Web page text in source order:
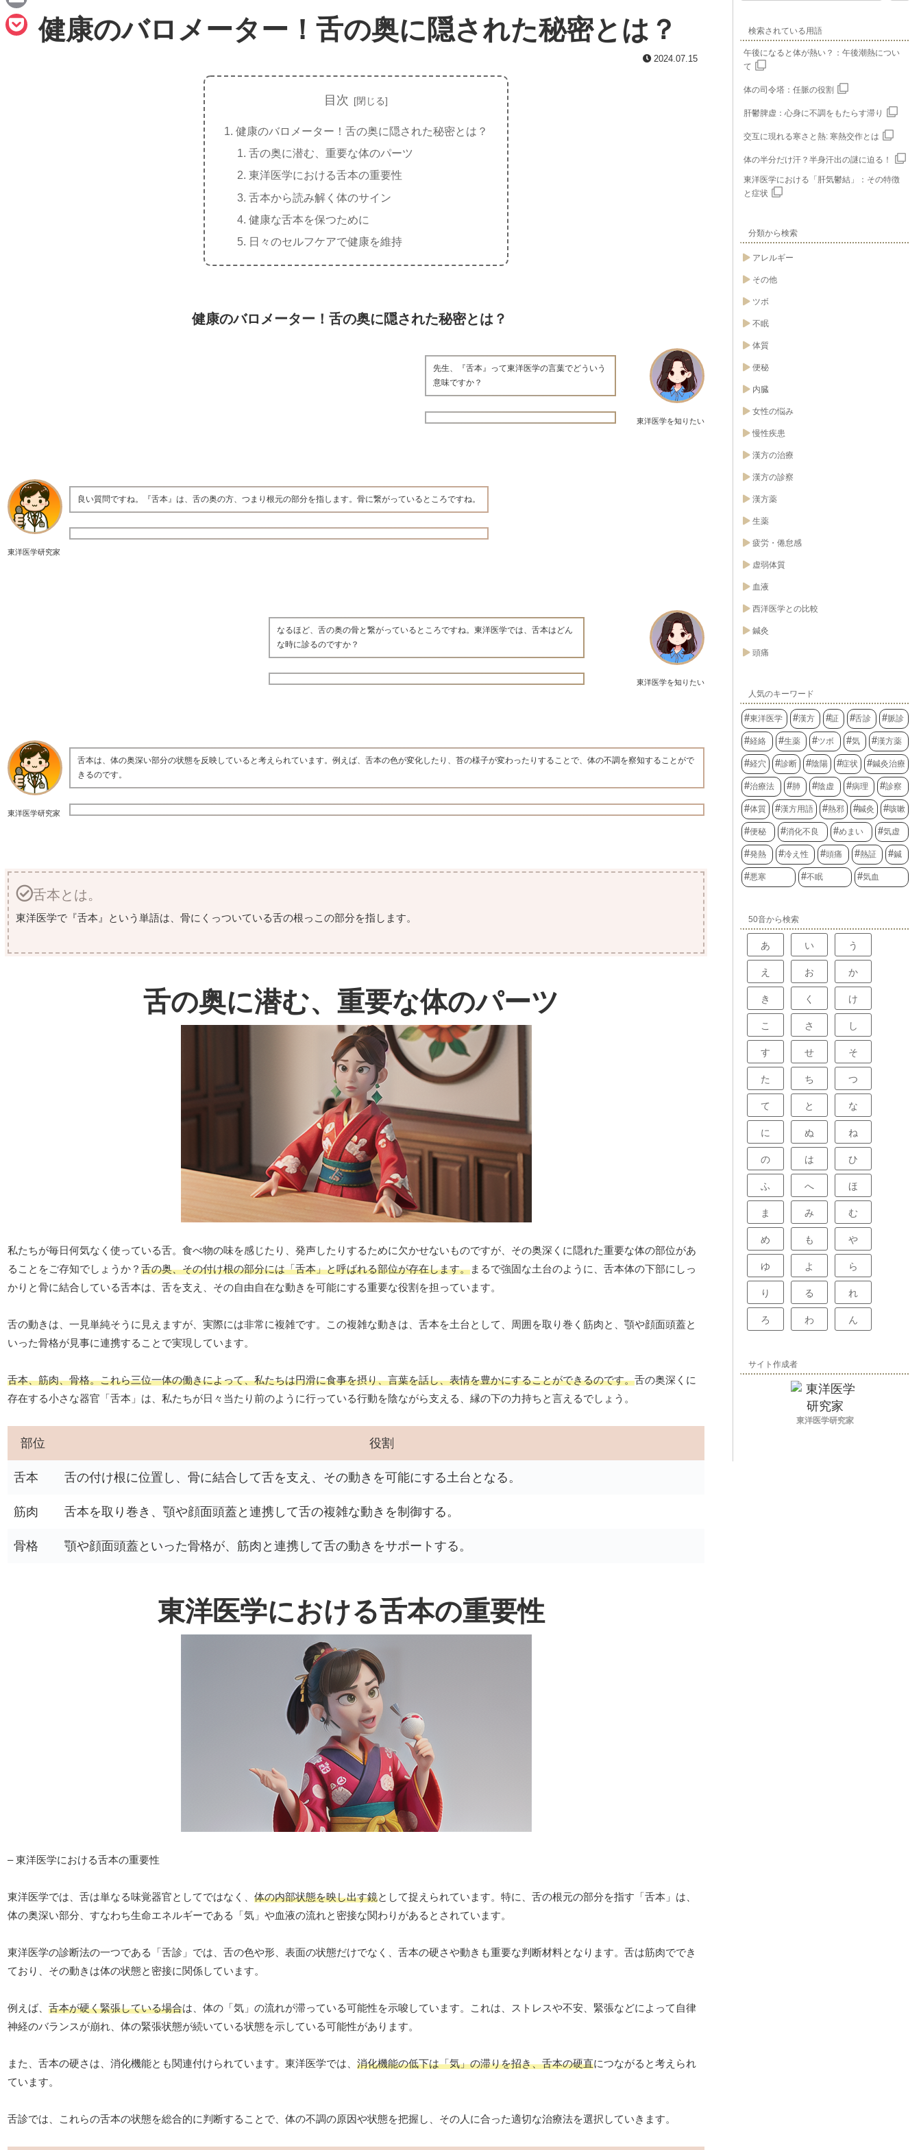
健康のバロメーター！舌の奥に隠された秘密とは？
2024.07.15
目次
健康のバロメーター！舌の奥に隠された秘密とは？
舌の奥に潜む、重要な体のパーツ
東洋医学における舌本の重要性
舌本から読み解く体のサイン
健康な舌本を保つために
日々のセルフケアで健康を維持
健康のバロメーター！舌の奥に隠された秘密とは？
東洋医学を知りたい
先生、『舌本』って東洋医学の言葉でどういう
意味ですか？
東洋医学研究家
良い質問ですね。『舌本』は、舌の奥の方、つまり根元の部分を指します。骨に繋がっているところですね。
東洋医学を知りたい
なるほど、舌の奥の骨と繋がっているところですね。東洋医学では、舌本はどん
な時に診るのですか？
東洋医学研究家
舌本は、体の奥深い部分の状態を反映していると考えられています。例えば、舌本の色が変化したり、苔の様子が変わったりすることで、体の不調を察知することがで
きるのです。
舌本とは。
東洋医学で『舌本』という単語は、骨にくっついている舌の根っこの部分を指します。
舌の奥に潜む、重要な体のパーツ
私たちが毎日何気なく使っている舌。食べ物の味を感じたり、発声したりするために欠かせないものですが、その奥深くに隠れた重要な体の部位があ
ることをご存知でしょうか？ 舌の奥、その付け根の部分には「舌本」と呼ばれる部位が存在します。まるで強固な土台のように、舌本体の下部にしっ
かりと骨に結合している舌本は、舌を支え、その自由自在な動きを可能にする重要な役割を担っています。
舌の動きは、一見単純そうに見えますが、実際には非常に複雑です。この複雑な動きは、舌本を土台として、周囲を取り巻く筋肉と、顎や顔面頭蓋と
いった骨格が見事に連携することで実現しています。
舌本、筋肉、骨格。これら三位一体の働きによって、私たちは円滑に食事を摂り、言葉を話し、表情を豊かにすることができるのです。舌の奥深くに
存在する小さな器官「舌本」は、私たちが日々当たり前のように行っている行動を陰ながら支える、縁の下の力持ちと言えるでしょう。
部位 役割
舌本 舌の付け根に位置し、骨に結合して舌を支え、その動きを可能にする土台となる。
筋肉 舌本を取り巻き、顎や顔面頭蓋と連携して舌の複雑な動きを制御する。
骨格 顎や顔面頭蓋といった骨格が、筋肉と連携して舌の動きをサポートする。
東洋医学における舌本の重要性
– 東洋医学における舌本の重要性
東洋医学では、舌は単なる味覚器官としてではなく、 体の内部状態を映し出す鏡として捉えられています。特に、舌の根元の部分を指す「舌本」は、
体の奥深い部分、すなわち生命エネルギーである「気」や血液の流れと密接な関わりがあるとされています。
東洋医学の診断法の一つである「舌診」では、舌の色や形、表面の状態だけでなく、舌本の硬さや動きも重要な判断材料となります。舌は筋肉ででき
ており、その動きは体の状態と密接に関係しています。
例えば、 舌本が硬く緊張している場合は、体の「気」の流れが滞っている可能性を示唆しています。これは、ストレスや不安、緊張などによって自律
神経のバランスが崩れ、体の緊張状態が続いている状態を示している可能性があります。
また、舌本の硬さは、消化機能とも関連付けられています。東洋医学では、 消化機能の低下は「気」の滞りを招き、舌本の硬直につながると考えられ
ています。
舌診では、これらの舌本の状態を総合的に判断することで、体の不調の原因や状態を把握し、その人に合った適切な治療法を選択していきます。
検索されている用語
午後になると体が熱い？：午後潮熱につい
て
体の司令塔：任脈の役割
肝鬱脾虚：心身に不調をもたらす滞り
交互に現れる寒さと熱: 寒熱交作とは
体の半分だけ汗？半身汗出の謎に迫る！
東洋医学における「肝気鬱結」：その特徴
と症状
分類から検索
アレルギー
その他
ツボ
不眠
体質
便秘
内臓
女性の悩み
慢性疾患
漢方の治療
漢方の診察
漢方薬
生薬
疲労・倦怠感
虚弱体質
血液
西洋医学との比較
鍼灸
頭痛
人気のキーワード
東洋医学 漢方 証 舌診 脈診
経絡 生薬 ツボ 気 漢方薬
経穴 診断 陰陽 症状 鍼灸治療
治療法 肺 陰虚 病理 診察
体質 漢方用語 熱邪 鍼灸 咳嗽
便秘 消化不良 めまい 気虚
発熱 冷え性 頭痛 熱証 鍼
悪寒 不眠 気血
50音から検索
あ い う
え お か
き く け
こ さ し
す せ そ
た ち つ
て と な
に ぬ ね
の は ひ
ふ へ ほ
ま み む
め も や
ゆ よ ら
り る れ
ろ わ ん
サイト作成者
東洋医学研究家
e
a
c
E